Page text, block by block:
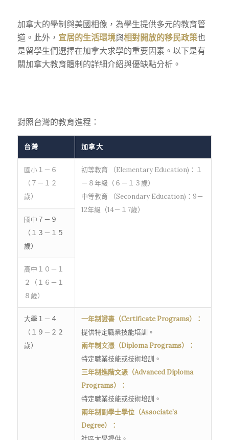
加拿大的學制與美國相像，為學生提供多元的教育管
道。此外， 宜居的生活環境與相對開放的移民政策也
是留學生們選擇在加拿大求學的重要因素。以下是有
關加拿大教育體制的詳細介紹與優缺點分析。
對照台灣的教育進程：
台灣 加拿大
國小１－６
（７－１２
歲）
初等教育 （Elementary Education)：１
－８年級（６－１３歲）
中等教育 （Secondary Education)：9－
12年級（14－１7歲）
國中７－９
（１３－１５
歲）
高中１０－１
２（１６－１
８歲）
大學１－４
（１９－２２
歲）
一年制證書（Certificate Programs）：
提供特定職業技能培訓。
兩年制文憑（Diploma Programs）：
特定職業技能或技術培訓。
三年制進階文憑（Advanced Diploma
Programs）：
特定職業技能或技術培訓。
兩年制副學士學位（Associate’s
Degree）：